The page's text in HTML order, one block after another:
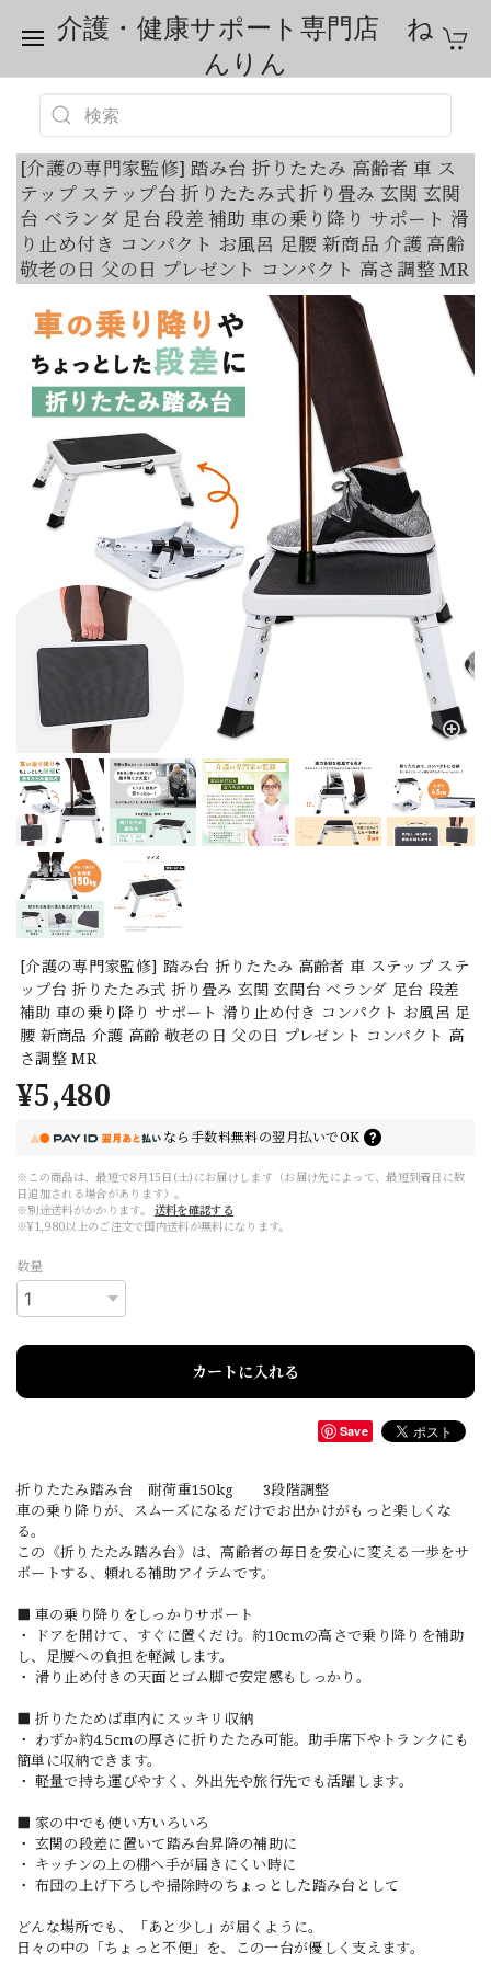
介護・健康サポート専門店 ね
んりん
[介護の専門家監修] 踏み台 折りたたみ 高齢者 車 ス
テップ ステップ台 折りたたみ式 折り畳み 玄関 玄関
台 ベランダ 足台 段差 補助 車の乗り降り サポート 滑
り止め付き コンパクト お風呂 足腰 新商品 介護 高齢
敬老の日 父の日 プレゼント コンパクト 高さ調整 MR
[介護の専門家監修] 踏み台 折りたたみ 高齢者 車 ステップ ステ
ップ台 折りたたみ式 折り畳み 玄関 玄関台 ベランダ 足台 段差
補助 車の乗り降り サポート 滑り止め付き コンパクト お風呂 足
腰 新商品 介護 高齢 敬老の日 父の日 プレゼント コンパクト 高
さ調整 MR
¥5,480
なら手数料無料の翌月払いでOK
※この商品は、最短で8月15日(土)にお届けします（お届け先によって、最短到着日に数
日追加される場合があります）。
※別途送料がかかります。
送料を確認する
※¥1,980以上のご注文で国内送料が無料になります。
数量
カートに入れる
Save
折りたたみ踏み台 耐荷重150kg 3段階調整
車の乗り降りが、スムーズになるだけでお出かけがもっと楽しくな
る。
この《折りたたみ踏み台》は、高齢者の毎日を安心に変える一歩をサ
ポートする、頼れる補助アイテムです。
■ 車の乗り降りをしっかりサポート
・ ドアを開けて、すぐに置くだけ。約10cmの高さで乗り降りを補助
し、足腰への負担を軽減します。
・ 滑り止め付きの天面とゴム脚で安定感もしっかり。
■ 折りたためば車内にスッキリ収納
・ わずか約4.5cmの厚さに折りたたみ可能。助手席下やトランクにも
簡単に収納できます。
・ 軽量で持ち運びやすく、外出先や旅行先でも活躍します。
■ 家の中でも使い方いろいろ
・ 玄関の段差に置いて踏み台昇降の補助に
・ キッチンの上の棚へ手が届きにくい時に
・ 布団の上げ下ろしや掃除時のちょっとした踏み台として
どんな場所でも、「あと少し」が届くように。
日々の中の「ちょっと不便」を、この一台が優しく支えます。